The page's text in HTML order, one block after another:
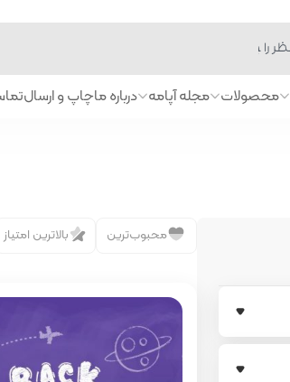
محصولات مجله آپامه درباره ماچاپ و ارسال
محبوب‌ترین بالاترین امتیاز